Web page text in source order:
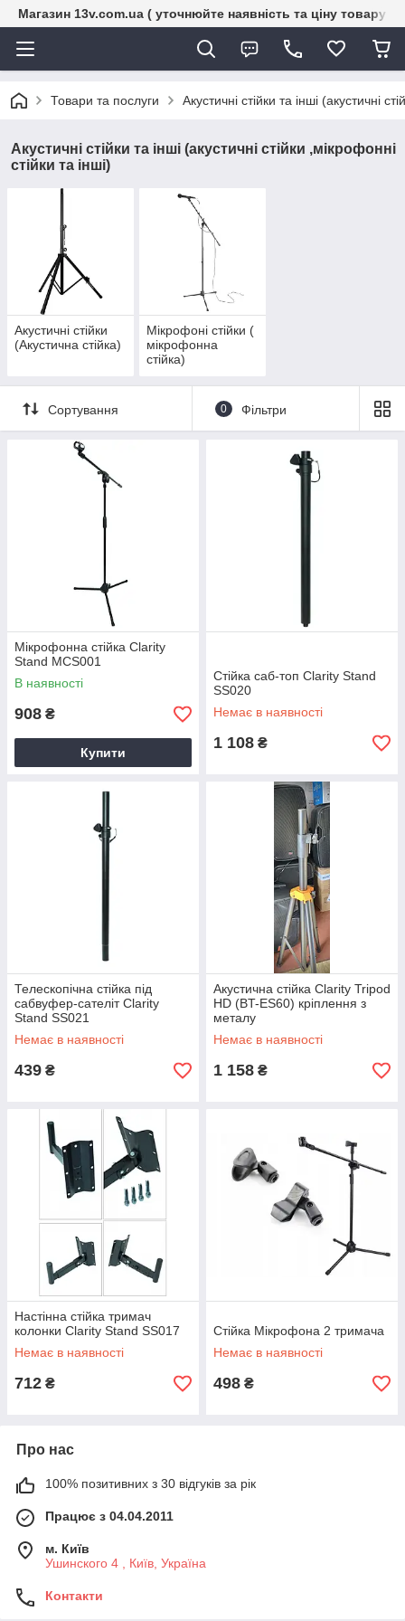
Магазин 13v.com.ua ( уточнюйте наявність та ціну товару
Товари та послуги Акустичні стійки та інші (акустичні
Акустичні стійки та інші (акустичні стійки ,мікрофонні
стійки та інші)
Акустичні стійки
(Акустична стійка)
Мікрофоні стійки (
мікрофонна
стійка)
Сортування 0 Фільтри
Мікрофонна стійка Clarity
Stand MCS001
В наявності
908 ₴
Купити
Стійка саб-топ Clarity Stand
SS020
Немає в наявності
1 108 ₴
Телескопічна стійка під
сабвуфер-сателіт Clarity
Stand SS021
Немає в наявності
439 ₴
Акустична стійка Clarity Tripod
HD (BT-ES60) кріплення з
металу
Немає в наявності
1 158 ₴
Настінна стійка тримач
колонки Clarity Stand SS017
Немає в наявності
712 ₴
Стійка Мікрофона 2 тримача
Немає в наявності
498 ₴
Про нас
100% позитивних з 30 відгуків за рік
Працює з 04.04.2011
м. Київ
Ушинского 4 , Київ, Україна
Контакти